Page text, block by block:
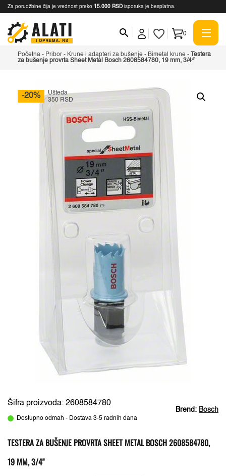
Za porudžbine čija je vrednost preko 15.000 RSD isporuka je besplatna.
0
Početna - Pribor - Krune i adapteri za bušenje - Bimetal krune -
Testera
za bušenje provrta Sheet Metal Bosch 2608584780, 19 mm, 3/4″
-20%
Ušteda
350 RSD
Brend: Bosch
Šifra proizvoda: 2608584780
Dostupno odmah - Dostava 3-5 radnih dana
TESTERA ZA BUŠENJE PROVRTA SHEET METAL BOSCH 2608584780,
19 MM, 3/4"